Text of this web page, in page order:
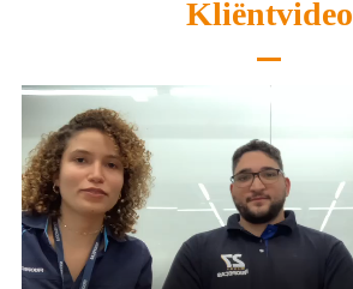
Kliëntvideo